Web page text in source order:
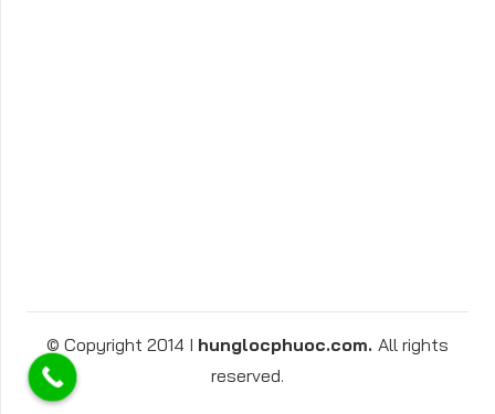
© Copyright 2014 I hunglocphuoc.com. All rights
reserved.